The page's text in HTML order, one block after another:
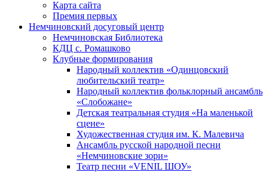
Карта сайта
Премия первых
Немчиновский досуговый центр
Немчиновская Библиотека
КДЦ с. Ромашково
Клубные формирования
Народный коллектив «Одинцовский
любительский театр»
Народный коллектив фольклорный ансамбль
«Слобожане»
Детская театральная студия «На маленькой
сцене»
Художественная студия им. К. Малевича
Ансамбль русской народной песни
«Немчиновские зори»
Театр песни «VENIL ШОУ»